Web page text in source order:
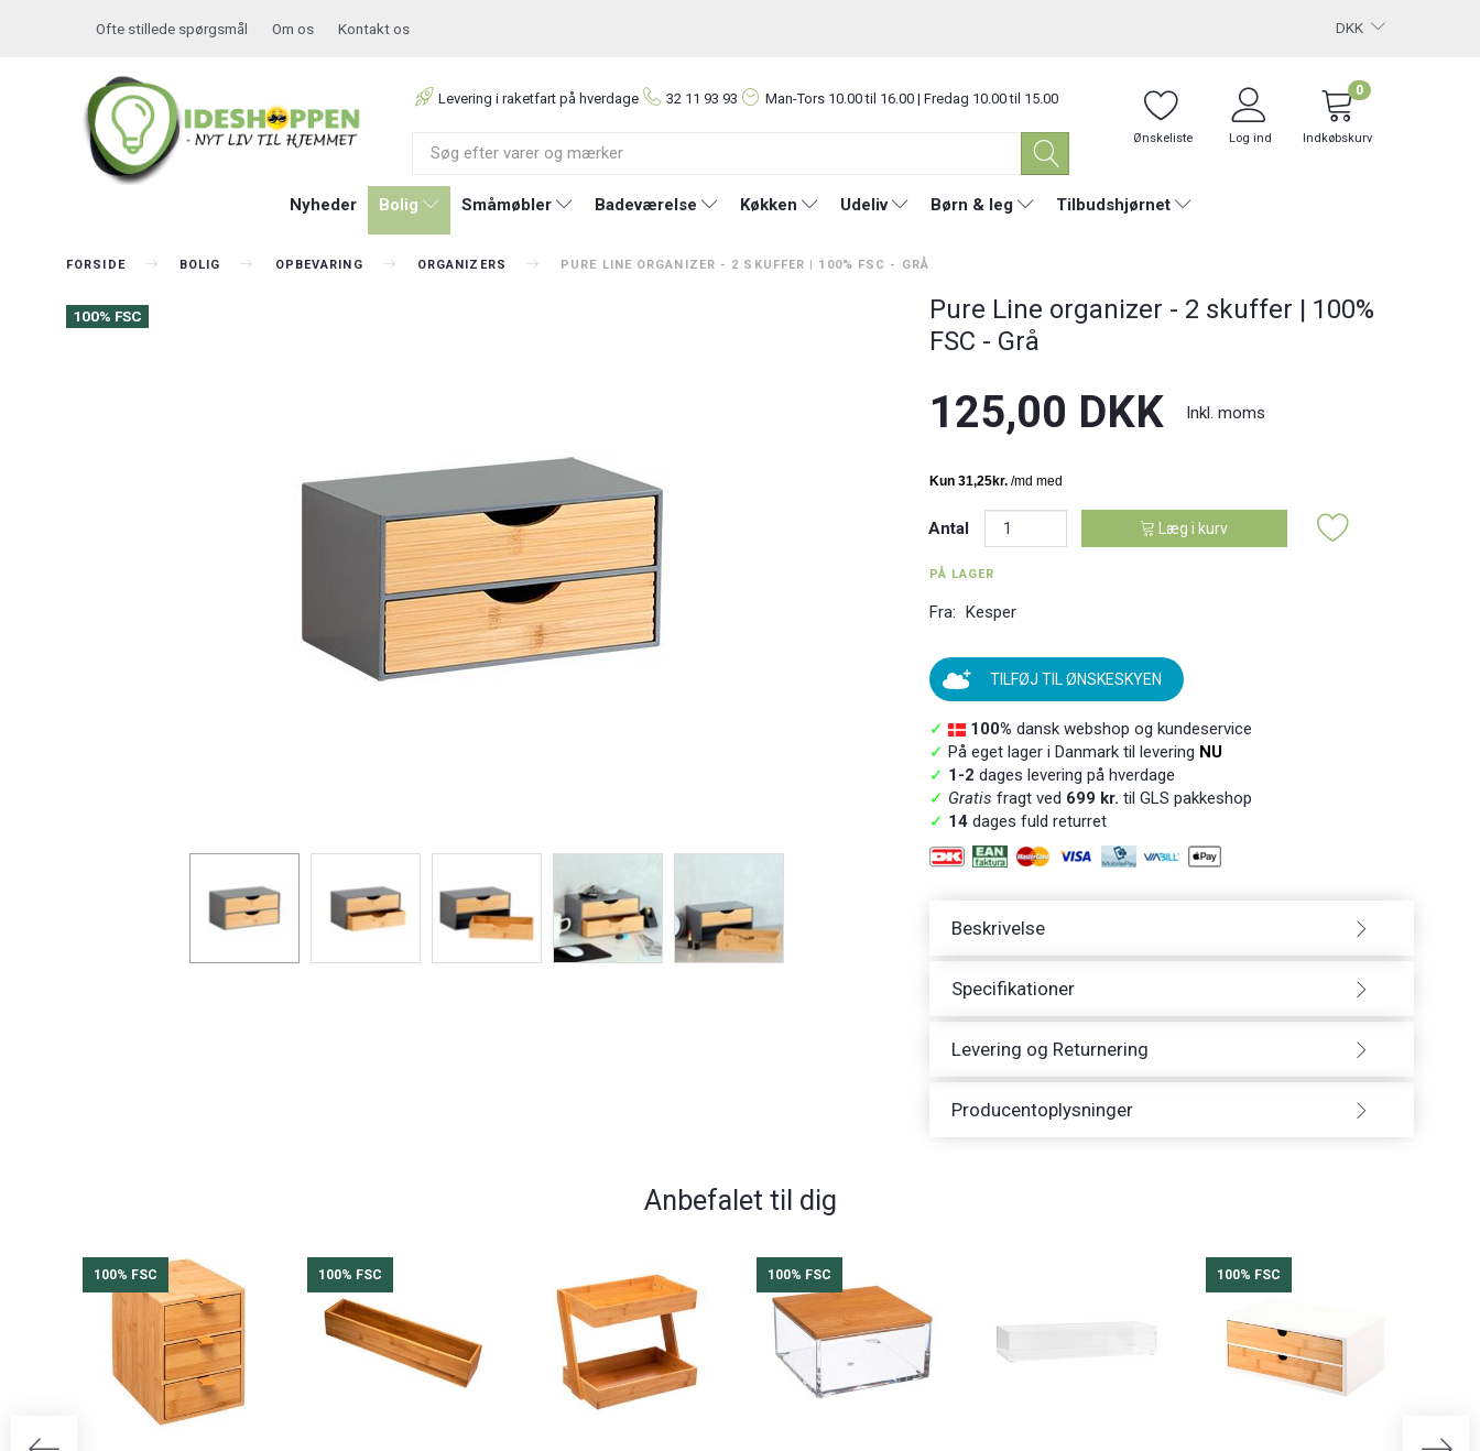
DKK
Ofte stillede spørgsmål Om os Kontakt os
Levering i raketfart på hverdage 32 11 93 93 Man-Tors 10.00 til 16.00 | Fredag 10.00 til 15.00
Ønskeliste Log ind Indkøbskurv
0
Nyheder Bolig Småmøbler Badeværelse Køkken Udeliv Børn & leg Tilbudshjørnet
FORSIDE BOLIG OPBEVARING ORGANIZERS PURE LINE ORGANIZER - 2 SKUFFER | 100% FSC - GRÅ
100% FSC
Pure Line organizer - 2 skuffer | 100%
FSC - Grå
125,00 DKK Inkl. moms
Antal Læg i kurv
PÅ LAGER
Fra: Kesper
TILFØJ TIL ØNSKESKYEN
✓ 100% dansk webshop og kundeservice
✓ På eget lager i Danmark til levering NU
✓ 1-2 dages levering på hverdage
✓ Gratis fragt ved 699 kr. til GLS pakkeshop
✓ 14dages fuld returret
Beskrivelse
Specifikationer
Levering og Returnering
Producentoplysninger
Anbefalet til dig
100% FSC 100% FSC 100% FSC 100% FSC